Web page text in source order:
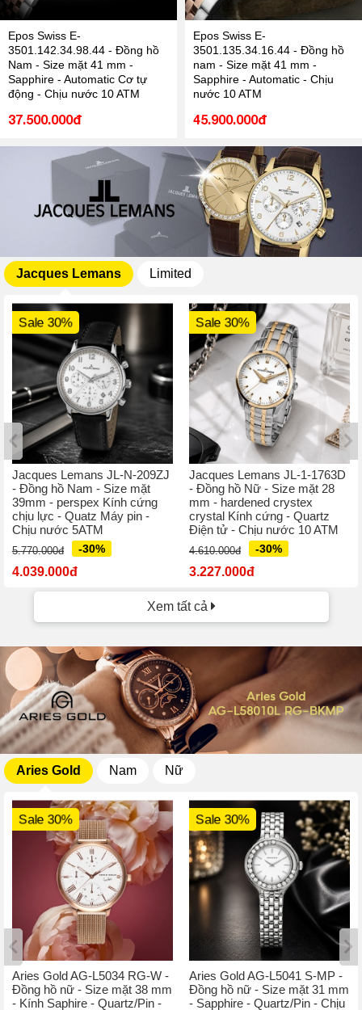
Epos Swiss E-
3501.142.34.98.44 - Đồng hồ
Nam - Size mặt 41 mm -
Sapphire - Automatic Cơ tự
động - Chịu nước 10 ATM
37.500.000đ
Epos Swiss E-
3501.135.34.16.44 - Đồng hồ
nam - Size mặt 41 mm -
Sapphire - Automatic - Chịu
nước 10 ATM
45.900.000đ
Jacques Lemans Limited
Sale 30%
Jacques Lemans JL-N-209ZJ
- Đồng hồ Nam - Size mặt
39mm - perspex Kính cứng
chịu lực - Quatz Máy pin -
Chịu nước 5ATM
5.770.000đ -30%
4.039.000đ
Sale 30%
Jacques Lemans JL-1-1763D
- Đồng hồ Nữ - Size mặt 28
mm - hardened crystex
crystal Kính cứng - Quartz
Điện tử - Chịu nước 10 ATM
4.610.000đ -30%
3.227.000đ
Xem tất cả
Aries Gold Nam Nữ
Sale 30%
Aries Gold AG-L5034 RG-W -
Đồng hồ nữ - Size mặt 38 mm
- Kính Saphire - Quartz/Pin -
Sale 30%
Aries Gold AG-L5041 S-MP -
Đồng hồ nữ - Size mặt 31 mm
- Sapphire - Quartz/Pin - Chịu